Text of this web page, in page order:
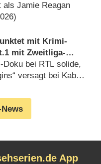
Jamie Reagan
mit Krimi-
mit Zweitliga-
Doku bei RTL solide,
versagt bei Kabel
App